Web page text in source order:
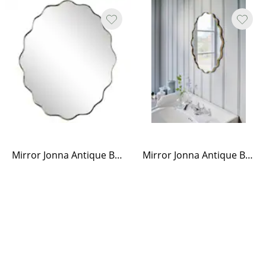
Mirror Jonna Antique Brass Large Mirror Jonna Antique Brass Small